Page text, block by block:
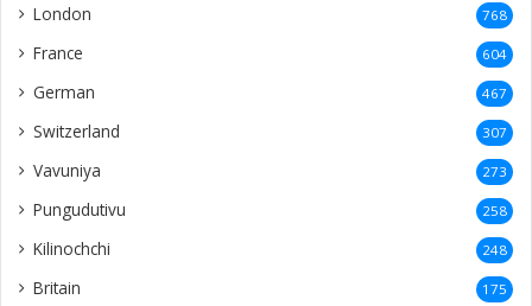
London 768
France 604
German 467
Switzerland 307
Vavuniya 273
Pungudutivu 258
Kilinochchi 248
Britain 175